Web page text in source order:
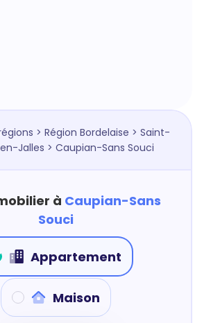
> Région Bordelaise > Saint-
Jalles > Caupian-Sans Souci
à Caupian-Sans
Souci
Appartement
Maison